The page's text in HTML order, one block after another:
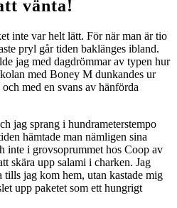
vänta!
inte var helt lätt. För när man är tio
pryl går tiden baklänges ibland.
jag med dagdrömmar av typen hur
med Boney M dunkandes ur
med en svans av hänförda
jag sprang i hundrameterstempo
hämtade man nämligen sina
inte i grovsoprummet hos Coop av
skära upp salami i charken. Jag
jag kom hem, utan kastade mig
upp paketet som ett hungrigt